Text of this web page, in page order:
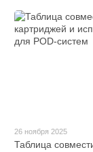
26 ноября 2025
Таблица